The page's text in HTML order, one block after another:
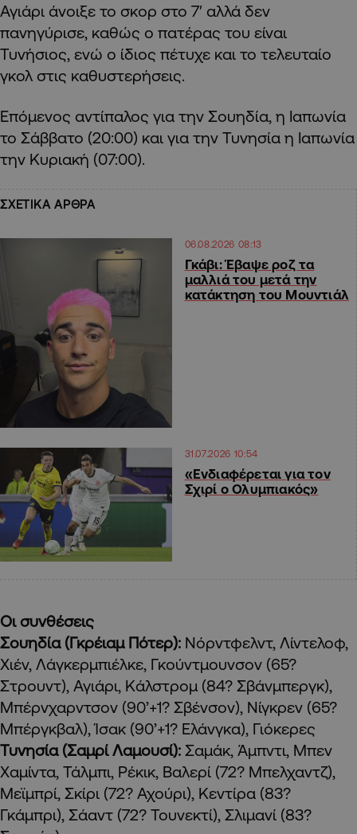
Αγιάρι άνοιξε το σκορ στο 7′ αλλά δεν
πανηγύρισε, καθώς ο πατέρας του είναι
Τυνήσιος, ενώ ο ίδιος πέτυχε και το τελευταίο
γκολ στις καθυστερήσεις.
Επόμενος αντίπαλος για την Σουηδία, η Ιαπωνία
το Σάββατο (20:00) και για την Τυνησία η Ιαπωνία
την Κυριακή (07:00).
ΣΧΕΤΙΚΑ ΑΡΘΡΑ
06.08.2026 08:13
Γκάβι: Έβαψε ροζ τα
μαλλιά του μετά την
κατάκτηση του Μουντιάλ
31.07.2026 10:54
«Ενδιαφέρεται για τον
Σχιρί ο Ολυμπιακός»
Οι συνθέσεις
Σουηδία (Γκρέιαμ Πότερ): Νόρντφελντ, Λίντελοφ,
Χιέν, Λάγκερμπιέλκε, Γκούντμουνσον (65?
Στρουντ), Αγιάρι, Κάλστρομ (84? Σβάνμπεργκ),
Μπέρνχαρντσον (90’+1? Σβένσον), Νίγκρεν (65?
Μπέργκβαλ), Ίσακ (90’+1? Ελάνγκα), Γιόκερες
Τυνησία (Σαμρί Λαμουσί): Σαμάκ, Άμπντι, Μπεν
Χαμίντα, Τάλμπι, Ρέκικ, Βαλερί (72? Μπελχαντζ),
Μεϊμπρί, Σκίρι (72? Αχούρι), Κεντίρα (83?
Γκάμπρι), Σάαντ (72? Τουνεκτί), Σλιμανί (83?